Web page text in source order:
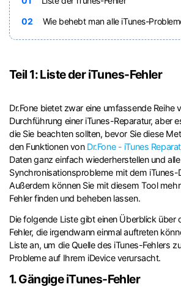
02
Wie behebt man alle iTunes-
Teil 1: Liste der iTunes-Fehler
Dr.Fone bietet zwar eine umfassende Reihe
Durchführung einer iTunes-Reparatur, aber
die Sie beachten sollten, bevor Sie diese
den Funktionen von Dr.Fone - iTunes
Daten ganz einfach wiederherstellen und alle
Synchronisationsprobleme mit dem iTunes-
Außerdem können Sie mit diesem Tool
Fehler finden und beheben lassen.
Die folgende Liste gibt einen Überblick über
Fehler, die irgendwann einmal auftreten
Liste an, um die Quelle des iTunes-Fehlers
Probleme auf Ihrem iDevice verursacht.
1. Gängige iTunes-Fehler